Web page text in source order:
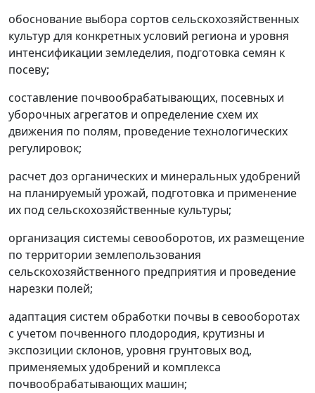
обоснование выбора сортов сельскохозяйственных
культур для конкретных условий региона и уровня
интенсификации земледелия, подготовка семян к
посеву;
составление почвообрабатывающих, посевных и
уборочных агрегатов и определение схем их
движения по полям, проведение технологических
регулировок;
расчет доз органических и минеральных удобрений
на планируемый урожай, подготовка и применение
их под сельскохозяйственные культуры;
организация системы севооборотов, их размещение
по территории землепользования
сельскохозяйственного предприятия и проведение
нарезки полей;
адаптация систем обработки почвы в севооборотах
с учетом почвенного плодородия, крутизны и
экспозиции склонов, уровня грунтовых вод,
применяемых удобрений и комплекса
почвообрабатывающих машин;